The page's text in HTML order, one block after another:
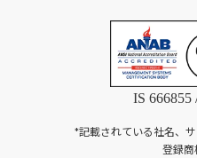
IS 666855
*記載されている社名、
登録商